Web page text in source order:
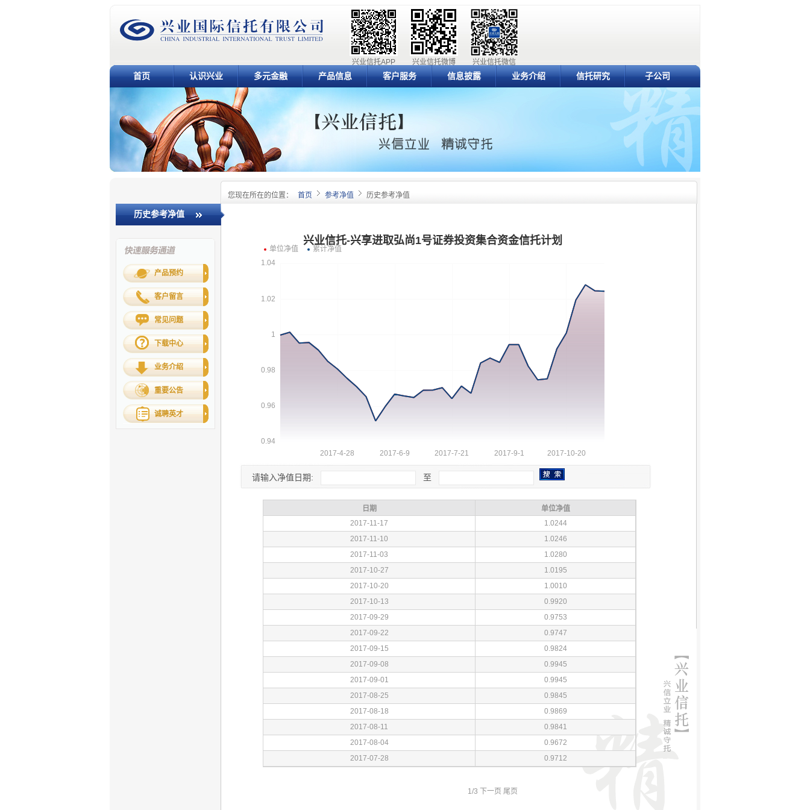
兴业信托微信
兴业信托微博
兴业信托APP
首页 认识兴业 多元金融 产品信息 客户服务 信息披露 业务介绍 信托研究 子公司
您现在所在的位置： 首页 参考净值 历史参考净值
历史参考净值
产品预约
客户留言
常见问题
下载中心
业务介绍
重要公告
诚聘英才
请输入净值日期: 至